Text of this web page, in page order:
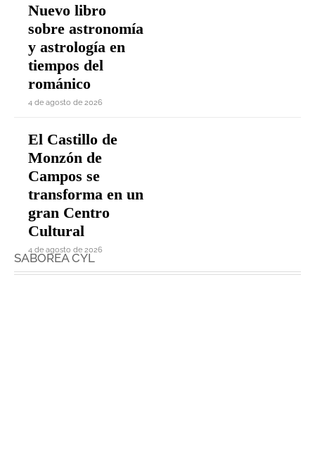
Nuevo libro
sobre astronomía
y astrología en
tiempos del
románico
4 de agosto de 2026
El Castillo de
Monzón de
Campos se
transforma en un
gran Centro
Cultural
4 de agosto de 2026
SABOREA CYL